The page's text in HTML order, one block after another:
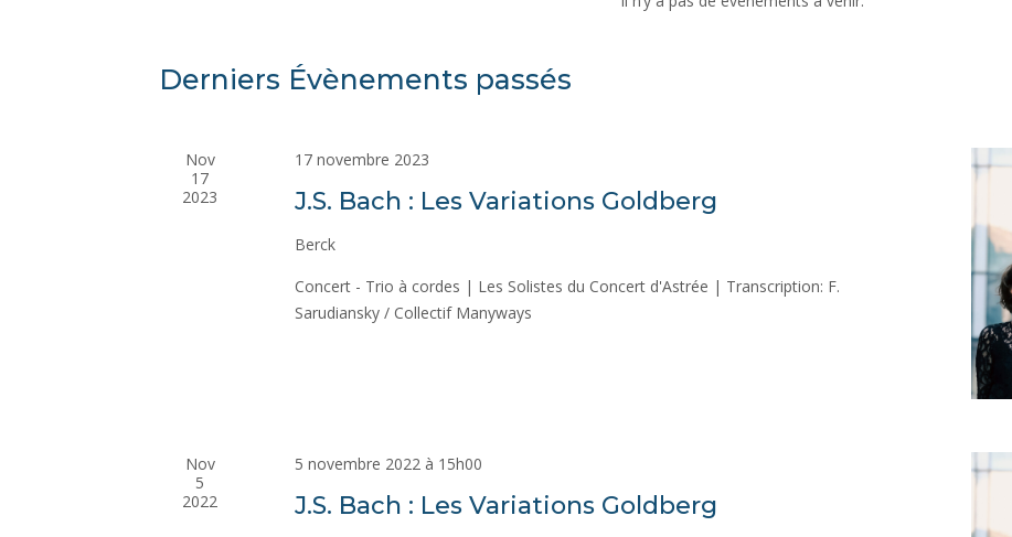
Derniers Évènements passés
Nov
17
2023
17 novembre 2023
J.S. Bach : Les Variations Goldberg
Berck
Concert - Trio à cordes | Les Solistes du Concert d'Astrée | Transcription: F.
Sarudiansky / Collectif Manyways
Nov
5
2022
5 novembre 2022 à 15h00
J.S. Bach : Les Variations Goldberg